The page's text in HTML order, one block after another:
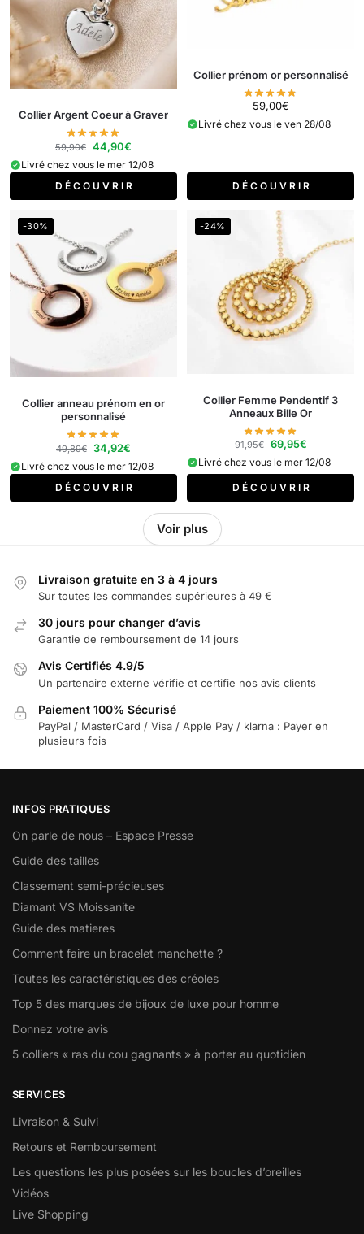
Collier Argent Coeur à Graver
59,90€ 44,90€
Livré chez vous le mer 12/08
D É C O U V R I R
Collier prénom or personnalisé
59,00€
Livré chez vous le ven 28/08
D É C O U V R I R
-30%
Collier anneau prénom en or
personnalisé
49,89€ 34,92€
Livré chez vous le mer 12/08
D É C O U V R I R
-24%
Collier Femme Pendentif 3
Anneaux Bille Or
91,95€ 69,95€
Livré chez vous le mer 12/08
D É C O U V R I R
Voir plus
Livraison gratuite en 3 à 4 jours
Sur toutes les commandes supérieures à 49 €
30 jours pour changer d’avis
Garantie de remboursement de 14 jours
Avis Certifiés 4.9/5
Un partenaire externe vérifie et certifie nos avis clients
Paiement 100% Sécurisé
PayPal / MasterCard / Visa / Apple Pay / klarna : Payer en
plusieurs fois
INFOS PRATIQUES
On parle de nous – Espace Presse
Guide des tailles
Classement semi-précieuses
Diamant VS Moissanite
Guide des matieres
Comment faire un bracelet manchette ?
Toutes les caractéristiques des créoles
Top 5 des marques de bijoux de luxe pour homme
Donnez votre avis
5 colliers « ras du cou gagnants » à porter au quotidien
SERVICES
Livraison & Suivi
Retours et Remboursement
Les questions les plus posées sur les boucles d’oreilles
Vidéos
Live Shopping